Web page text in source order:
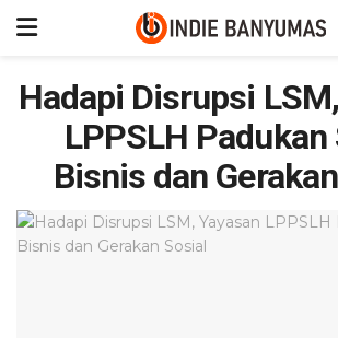
Hadapi Disrupsi
LPPSLH Padukan
Bisnis dan